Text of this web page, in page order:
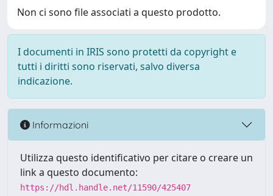
Non ci sono file associati a questo prodotto.
I documenti in IRIS sono protetti da copyright e
tutti i diritti sono riservati, salvo diversa
indicazione.
Informazioni
Utilizza questo identificativo per citare o creare un
link a questo documento:
https://hdl.handle.net/11590/425407